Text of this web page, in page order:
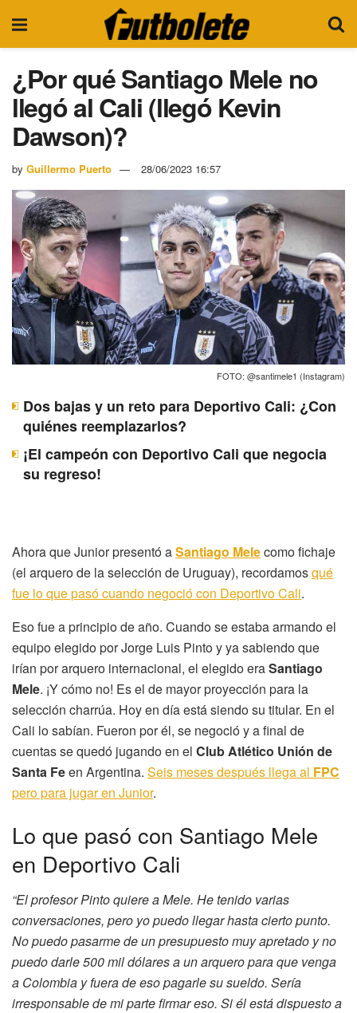
¿Por qué Santiago Mele no
llegó al Cali (llegó Kevin
Dawson)?
by Guillermo Puerto 28/06/2023 16:57
FOTO: @santimele1 (Instagram)
Dos bajas y un reto para Deportivo Cali: ¿Con
quiénes reemplazarlos?
¡El campeón con Deportivo Cali que negocia
su regreso!
Ahora que Junior presentó aSantiago Melecomo fichaje
(el arquero de la selección de Uruguay), recordamosqué
fue lo que pasó cuando negoció con Deportivo Cali.
Eso fue a principio de año. Cuando se estaba armando el
equipo elegido por Jorge Luis Pinto y ya sabiendo que
irían por arquero internacional, el elegido eraSantiago
Mele. ¡Y cómo no! Es el de mayor proyección para la
selección charrúa. Hoy en día está siendo su titular. En el
Cali lo sabían. Fueron por él, se negoció y a final de
cuentas se quedó jugando en el Club Atlético Unión de
Santa Feen Argentina. Seis meses después llega al FPC
pero para jugar en Junior.
Lo que pasó con Santiago Mele
en Deportivo Cali
“El profesor Pinto quiere a Mele. He tenido varias
conversaciones, pero yo puedo llegar hasta cierto punto.
No puedo pasarme de un presupuesto muy apretado y no
puedo darle 500 mil dólares a un arquero para que venga
a Colombia y fuera de eso pagarle su sueldo. Sería
irresponsable de mi parte firmar eso. Si él está dispuesto a